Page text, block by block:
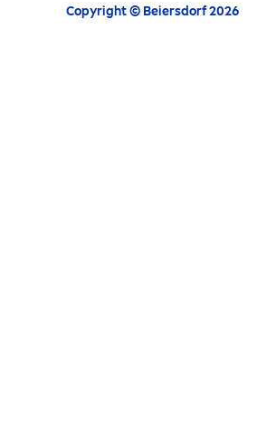
na dlani. Tak smelo do jeho
Copyright © Beiersdorf 2026